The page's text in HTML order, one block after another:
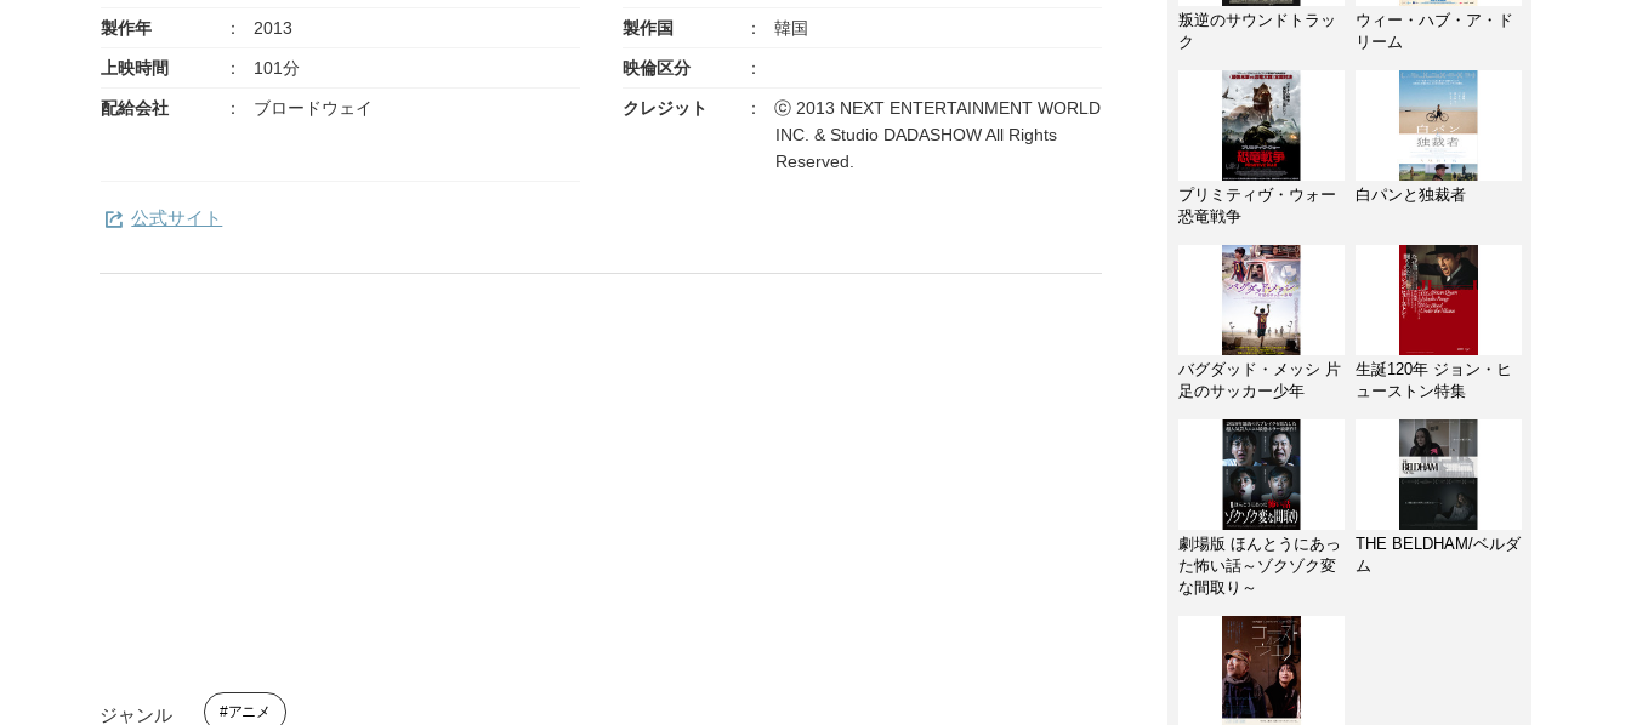
製作年 2013 製作国 韓国
上映時間 101分 映倫区分
配給会社 ブロードウェイ クレジット
ⓒ 2013 NEXT ENTERTAINMENT WORLD
INC. & Studio DADASHOW All Rights
Reserved.
公式サイト
ジャンル アニメ
叛逆のサウンドトラッ
ク
ウィー・ハブ・ア・ド
リーム
プリミティヴ・ウォー
恐竜戦争
白パンと独裁者
バグダッド・メッシ 片
足のサッカー少年
生誕120年 ジョン・ヒ
ューストン特集
劇場版 ほんとうにあっ
た怖い話～ゾクゾク変
な間取り～
THE BELDHAM/ベルダ
ム